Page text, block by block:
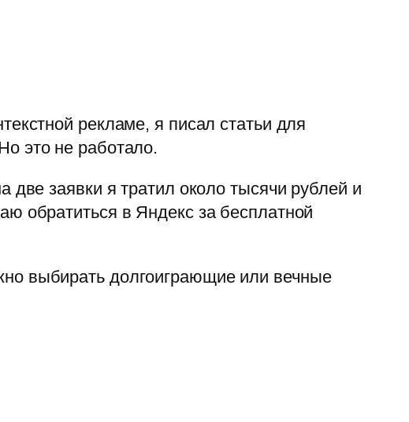
рекламе, я писал статьи для
это не работало.
заявки я тратил около тысячи рублей и
обратиться в Яндекс за бесплатной
выбирать долгоиграющие или вечные